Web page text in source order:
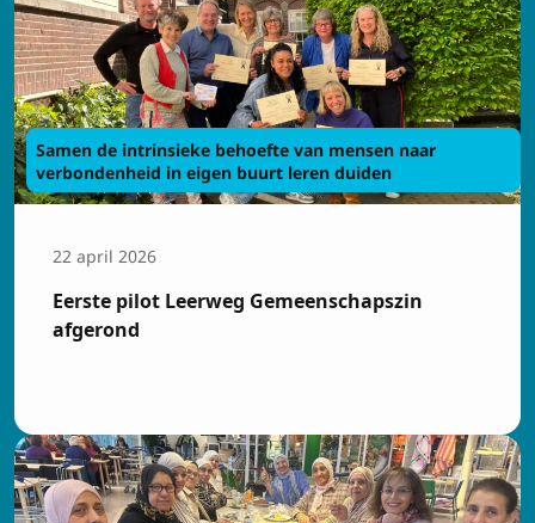
Samen de intrinsieke behoefte van mensen naar
verbondenheid in eigen buurt leren duiden
22 april 2026
Eerste pilot Leerweg Gemeenschapszin
afgerond